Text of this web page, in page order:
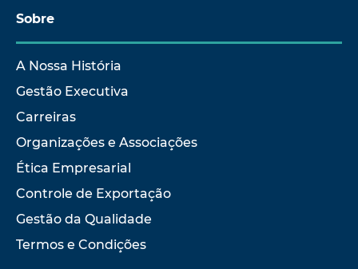
Sobre
A Nossa História
Gestão Executiva
Carreiras
Organizações e Associações
Ética Empresarial
Controle de Exportação
Gestão da Qualidade
Termos e Condições